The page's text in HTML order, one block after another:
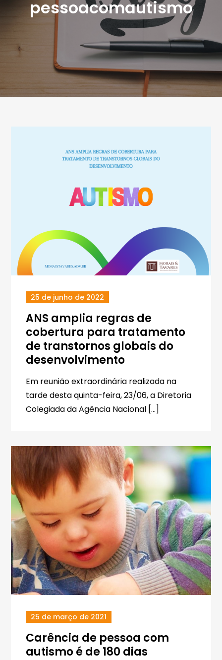
pessoacomautismo
25 de junho de 2022
ANS amplia regras de
cobertura para tratamento
de transtornos globais do
desenvolvimento
Em reunião extraordinária realizada na
tarde desta quinta-feira, 23/06, a Diretoria
Colegiada da Agência Nacional […]
25 de março de 2021
Carência de pessoa com
autismo é de 180 dias